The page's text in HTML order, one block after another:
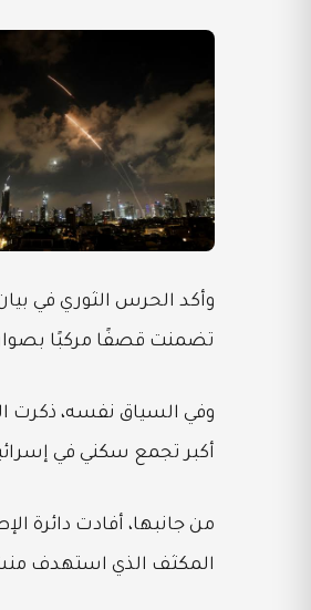
تضمنت قصفًا مركبًا
أكبر تجمع سكني في
من جانبها، أفادت دائرة
المكثف الذي استهدف